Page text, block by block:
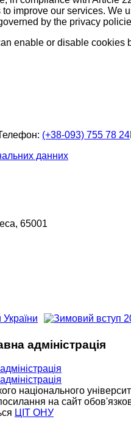
improve our services.
by the privacy
enable or disable cookies
(+38-093) 755 78 24
данних
65001
адміністрація
національного
на сайт
ЦІТ ОНУ